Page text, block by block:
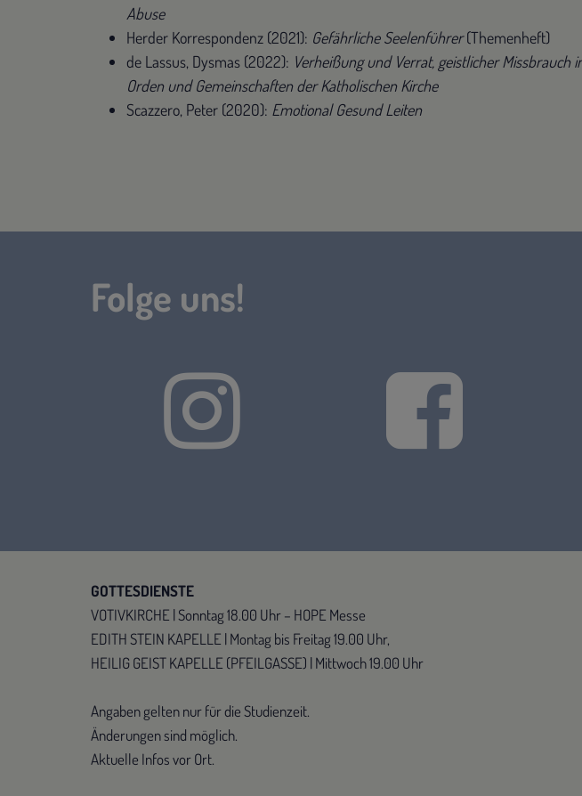
Abuse
Herder Korrespondenz (2021): Gefährliche Seelenführer(Themenheft)
de Lassus, Dysmas (2022): Verheißung und Verrat, geistlicher Missbrauch
Orden und Gemeinschaften der Katholischen Kirche
Scazzero, Peter (2020): Emotional Gesund Leiten
Folge uns!
GOTTESDIENSTE
VOTIVKIRCHE | Sonntag 18.00 Uhr – HOPE Messe
EDITH STEIN KAPELLE | Montag bis Freitag 19.00 Uhr,
HEILIG GEIST KAPELLE (PFEILGASSE) | Mittwoch 19.00 Uhr
Angaben gelten nur für die Studienzeit.
Änderungen sind möglich.
Aktuelle Infos vor Ort.